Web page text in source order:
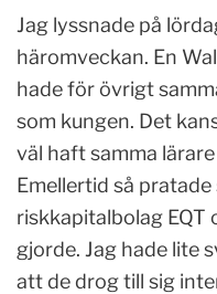
Jag lyssnade på
häromveckan. En
hade för övrigt
som kungen. Det
väl haft samma
Emellertid så
riskkapitalbolag EQT
gjorde. Jag hade lite
att de drog till sig